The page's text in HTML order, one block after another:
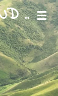
DER WANDERBADER UND WURZELKLANG